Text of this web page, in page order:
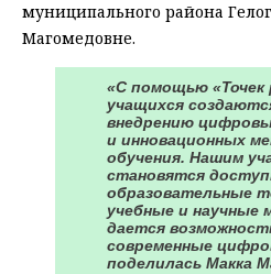
муниципального района
Магомедовне.
«С помощью «Точек
учащихся
внедрению
и инновационных
обучения. Нашим
становятся
образовательные
учебные и научные
дается
современные
поделилась Макка